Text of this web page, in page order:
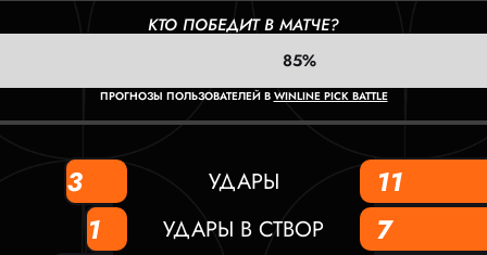
КТО ПОБЕДИТ В МАТЧЕ?
85%
ПРОГНОЗЫ ПОЛЬЗОВАТЕЛЕЙ В WINLINE PICK BATTLE
3 УДАРЫ
11
1
УДАРЫ В СТВОР
7